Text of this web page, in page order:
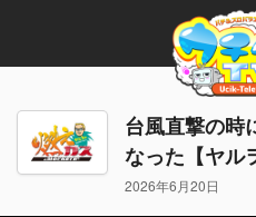
台風直撃の時
なった【ヤル
2026年6月20日